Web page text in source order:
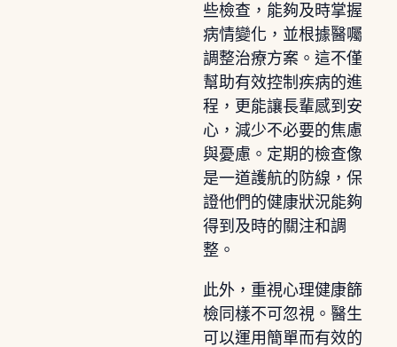
些檢查，能夠及時掌握
病情變化，並根據醫囑
調整治療方案。這不僅
幫助有效控制疾病的進
程，更能讓長輩感到安
心，減少不必要的焦慮
與憂慮。定期的檢查像
是一道護航的防線，保
證他們的健康狀況能夠
得到及時的關注和調
整。
此外，重視心理健康篩
檢同樣不可忽視。醫生
可以運用簡單而有效的